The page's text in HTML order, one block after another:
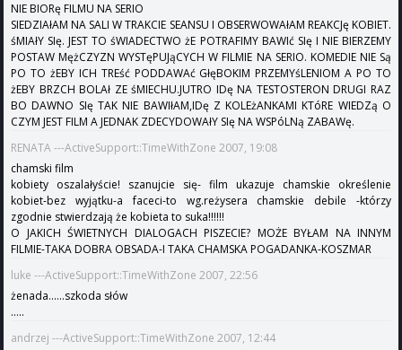
NIE BIORę FILMU NA SERIO
SIEDZIAłAM NA SALI W TRAKCIE SEANSU I OBSERWOWAłAM REAKCJę KOBIET.
śMIAłY SIę. JEST TO śWIADECTWO żE POTRAFIMY BAWIć SIę I NIE BIERZEMY
POSTAW MężCZYZN WYSTęPUJąCYCH W FILMIE NA SERIO. KOMEDIE NIE Są
PO TO żEBY ICH TREść PODDAWAć GłęBOKIM PRZEMYśLENIOM A PO TO
żEBY BRZCH BOLAł ZE śMIECHU.JUTRO IDę NA TESTOSTERON DRUGI RAZ
BO DAWNO SIę TAK NIE BAWIłAM,IDę Z KOLEżANKAMI KTóRE WIEDZą O
CZYM JEST FILM A JEDNAK ZDECYDOWAłY SIę NA WSPóLNą ZABAWę.
RENATA ---ActiveSupport::TimeWithZone 2007, 19:08
chamski film
kobiety oszalałyście! szanujcie się- film ukazuje chamskie określenie
kobiet-bez wyjątku-a faceci-to wg.reżysera chamskie debile -którzy
zgodnie stwierdzają że kobieta to suka!!!!!!
O JAKICH ŚWIETNYCH DIALOGACH PISZECIE? MOŻE BYŁAM NA INNYM
FILMIE-TAKA DOBRA OBSADA-I TAKA CHAMSKA POGADANKA-KOSZMAR
luke ---ActiveSupport::TimeWithZone 2007, 22:56
żenada......szkoda słów
.....
andrzej ---ActiveSupport::TimeWithZone 2007, 12:44